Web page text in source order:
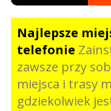
Najlepsze
telefonie
zawsze przy
miejsca i trasy
gdziekolwiek